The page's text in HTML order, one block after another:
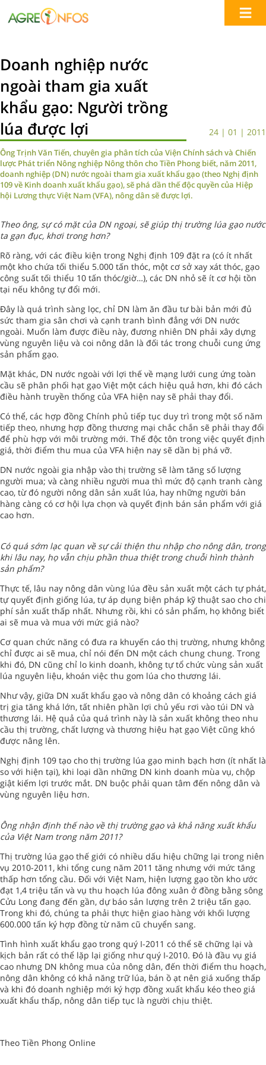
Doanh nghiệp nước
ngoài tham gia xuất
khẩu gạo: Người trồng
lúa được lợi
24 | 01 | 2011
Ông Trịnh Văn Tiến, chuyên gia phân tích của Viện Chính sách và Chiến
lược Phát triển Nông nghiệp Nông thôn cho Tiền Phong biết, năm 2011,
doanh nghiệp (DN) nước ngoài tham gia xuất khẩu gạo (theo Nghị định
109 về Kinh doanh xuất khẩu gạo), sẽ phá dần thế độc quyền của Hiệp
hội Lương thực Việt Nam (VFA), nông dân sẽ được lợi.
Theo ông, sự có mặt của DN ngoại, sẽ giúp thị trường lúa gạo nước
ta gạn đục, khơi trong hơn?
Rõ ràng, với các điều kiện trong Nghị định 109 đặt ra (có ít nhất
một kho chứa tối thiểu 5.000 tấn thóc, một cơ sở xay xát thóc, gạo
công suất tối thiểu 10 tấn thóc/giờ…), các DN nhỏ sẽ ít cơ hội tồn
tại nếu không tự đổi mới.
Đây là quá trình sàng lọc, chỉ DN làm ăn đầu tư bài bản mới đủ
sức tham gia sân chơi và cạnh tranh bình đẳng với DN nước
ngoài. Muốn làm được điều này, đương nhiên DN phải xây dựng
vùng nguyên liệu và coi nông dân là đối tác trong chuỗi cung ứng
sản phẩm gạo.
Mặt khác, DN nước ngoài với lợi thế về mạng lưới cung ứng toàn
cầu sẽ phân phối hạt gạo Việt một cách hiệu quả hơn, khi đó cách
điều hành truyền thống của VFA hiện nay sẽ phải thay đổi.
Có thể, các hợp đồng Chính phủ tiếp tục duy trì trong một số năm
tiếp theo, nhưng hợp đồng thương mại chắc chắn sẽ phải thay đổi
để phù hợp với môi trường mới. Thế độc tôn trong việc quyết định
giá, thời điểm thu mua của VFA hiện nay sẽ dần bị phá vỡ.
DN nước ngoài gia nhập vào thị trường sẽ làm tăng số lượng
người mua; và càng nhiều người mua thì mức độ cạnh tranh càng
cao, từ đó người nông dân sản xuất lúa, hay những người bán
hàng càng có cơ hội lựa chọn và quyết định bán sản phẩm với giá
cao hơn.
Có quá sớm lạc quan về sự cải thiện thu nhập cho nông dân, trong
khi lâu nay, họ vẫn chịu phần thua thiệt trong chuỗi hình thành
sản phẩm?
Thực tế, lâu nay nông dân vùng lúa đều sản xuất một cách tự phát,
tự quyết định giống lúa, tự áp dụng biện pháp kỹ thuật sao cho chi
phí sản xuất thấp nhất. Nhưng rồi, khi có sản phẩm, họ không biết
ai sẽ mua và mua với mức giá nào?
Cơ quan chức năng có đưa ra khuyến cáo thị trường, nhưng không
chỉ được ai sẽ mua, chỉ nói đến DN một cách chung chung. Trong
khi đó, DN cũng chỉ lo kinh doanh, không tự tổ chức vùng sản xuất
lúa nguyên liệu, khoán việc thu gom lúa cho thương lái.
Như vậy, giữa DN xuất khẩu gạo và nông dân có khoảng cách giá
trị gia tăng khá lớn, tất nhiên phần lợi chủ yếu rơi vào túi DN và
thương lái. Hệ quả của quá trình này là sản xuất không theo nhu
cầu thị trường, chất lượng và thương hiệu hạt gạo Việt cũng khó
được nâng lên.
Nghị định 109 tạo cho thị trường lúa gạo minh bạch hơn (ít nhất là
so với hiện tại), khi loại dần những DN kinh doanh mùa vụ, chộp
giật kiếm lợi trước mắt. DN buộc phải quan tâm đến nông dân và
vùng nguyên liệu hơn.
Ông nhận định thế nào về thị trường gạo và khả năng xuất khẩu
của Việt Nam trong năm 2011?
Thị trường lúa gạo thế giới có nhiều dấu hiệu chững lại trong niên
vụ 2010-2011, khi tổng cung năm 2011 tăng nhưng với mức tăng
thấp hơn tổng cầu. Đối với Việt Nam, hiện lượng gạo tồn kho ước
đạt 1,4 triệu tấn và vụ thu hoạch lúa đông xuân ở đồng bằng sông
Cửu Long đang đến gần, dự báo sản lượng trên 2 triệu tấn gạo.
Trong khi đó, chúng ta phải thực hiện giao hàng với khối lượng
600.000 tấn ký hợp đồng từ năm cũ chuyển sang.
Tình hình xuất khẩu gạo trong quý I-2011 có thể sẽ chững lại và
kịch bản rất có thể lặp lại giống như quý I-2010. Đó là đầu vụ giá
cao nhưng DN không mua của nông dân, đến thời điểm thu hoạch,
nông dân không có khả năng trữ lúa, bán ồ ạt nên giá xuống thấp
và khi đó doanh nghiệp mới ký hợp đồng xuất khẩu kéo theo giá
xuất khẩu thấp, nông dân tiếp tục là người chịu thiệt.
Theo Tiền Phong Online